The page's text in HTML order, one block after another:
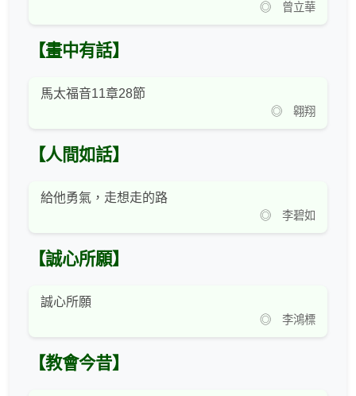
◎ 曾立華
【畫中有話】
馬太福音11章28節
◎ 翱翔
【人間如話】
給他勇氣，走想走的路
◎ 李碧如
【誠心所願】
誠心所願
◎ 李鴻標
【教會今昔】